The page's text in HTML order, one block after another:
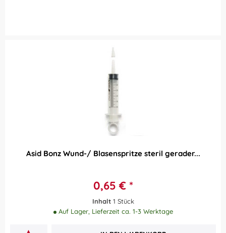
Asid Bonz Wund-/ Blasenspritze steril gerader...
0,65 € *
Inhalt 1 Stück
Auf Lager, Lieferzeit ca. 1-3 Werktage